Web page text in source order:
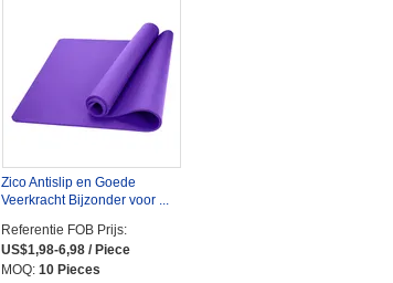
Zico Antislip en Goede
Veerkracht Bijzonder voor ...
Referentie FOB Prijs:
US$1,98-6,98 / Piece
MOQ: 10 Pieces